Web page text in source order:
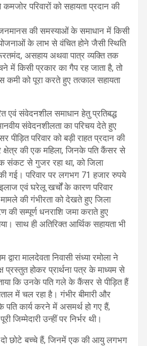
परिवारों को सहायता प्रदान की
की समस्याओं के समाधान में किसी
के लाभ से वंचित होने जैसी स्थिति
असहाय अथवा पात्र व्यक्ति तक
में किसी प्रकार का गैप रह जाता है, तो
को पूरा करते हुए तत्काल सहायता
एवं संवेदनशील समाधान हेतु प्रतिबद्ध
संवेदनशीलता का परिचय देते हुए
परिवार को बड़ी राहत प्रदान की
क्षेत्र की एक महिला, जिनके पति कैंसर से
संकट से गुजर रहा था, को जिला
की गई। परिवार पर लगभग 71 हजार रुपये
एवं घरेलू खर्चों के कारण परिवार
की गंभीरता को देखते हुए जिला
सम्पूर्ण धनराशि जमा कराते हुए
साथ ही अतिरिक्त आर्थिक सहायता भी
मालदेवता निवासी संध्या रमोला ने
प्रस्तुत होकर प्रार्थना पत्र के माध्यम से
कि उनके पति गले के कैंसर से पीड़ित हैं
में चल रहा है। गंभीर बीमारी और
कार्य करने में असमर्थ हो गए हैं,
जिम्मेदारी उन्हीं पर निर्भर थी।
छोटे बच्चे हैं, जिनमें एक की आयु लगभग